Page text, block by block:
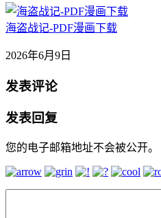
海盗战记-PDF漫画下载
2026年6月9日
发表评论
发表回复
您的电子邮箱地址不会被公开。